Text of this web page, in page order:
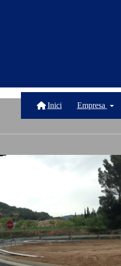
Inici Empresa